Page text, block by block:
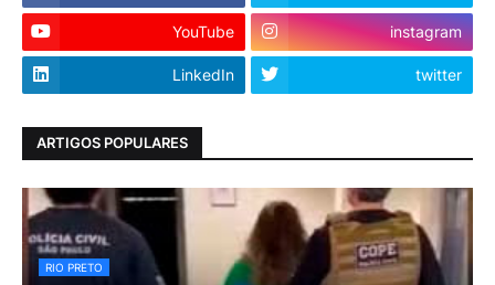
YouTube instagram
LinkedIn twitter
ARTIGOS POPULARES
RIO PRETO